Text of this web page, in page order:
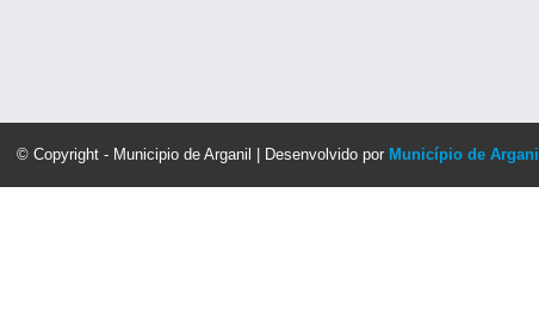
© Copyright - Municipio de Arganil | Desenvolvido por Município de Arganil